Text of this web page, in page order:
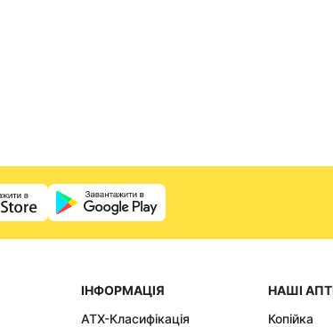
ІНФОРМАЦІЯ
АТХ-Класифікація
НАШІ
Копійка